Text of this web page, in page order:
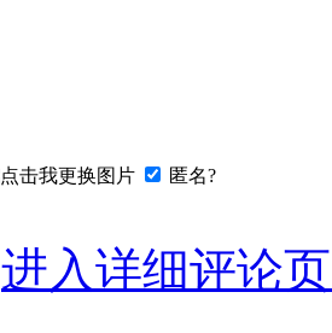
匿名?
进入详细评论